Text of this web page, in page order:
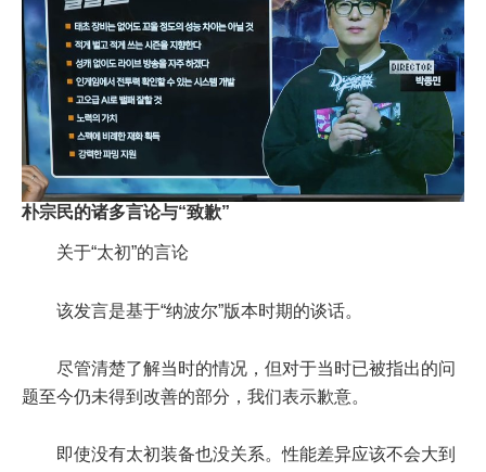
朴宗民的诸多言论与“致歉”
关于“太初”的言论
该发言是基于“纳波尔”版本时期的谈话。
尽管清楚了解当时的情况，但对于当时已被指出的问
题至今仍未得到改善的部分，我们表示歉意。
即使没有太初装备也没关系。性能差异应该不会大到